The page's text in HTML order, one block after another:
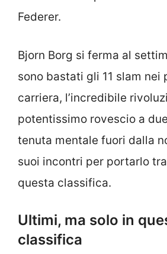
Federer.
Bjorn Borg si ferma al
sono bastati gli 11 slam nei
carriera, l’incredibile
potentissimo rovescio a
tenuta mentale fuori dalla
suoi incontri per portarlo
questa classifica.
Ultimi, ma solo in
classifica